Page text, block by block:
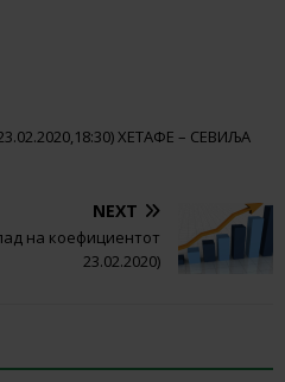
ХЕТАФЕ – СЕВИЉА
NEXT
на коефициентот
23.02.2020)